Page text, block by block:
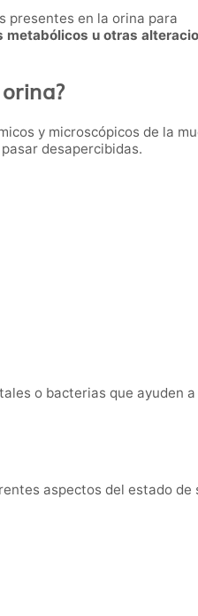
presentes en la orina para
u otras
y microscópicos de la
desapercibidas.
o bacterias que ayuden a
aspectos del estado de